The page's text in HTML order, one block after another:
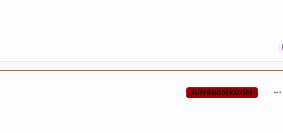
SUPERMODERATORE